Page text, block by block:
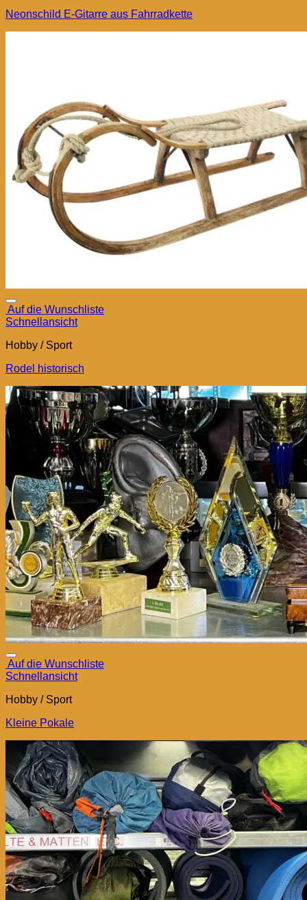
Neonschild E-Gitarre aus Fahrradkette
Auf die Wunschliste
Schnellansicht
Hobby / Sport
Rodel historisch
Auf die Wunschliste
Schnellansicht
Hobby / Sport
Kleine Pokale